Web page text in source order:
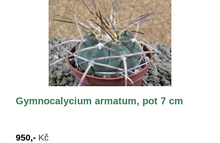
Gymnocalycium armatum, pot 7 cm
950,- Kč